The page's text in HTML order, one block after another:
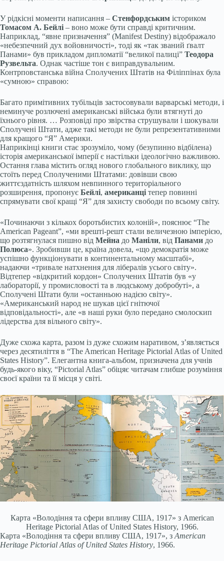
У рідкісні моменти написання – Стенфордським істориком
Томасом А. Бейлі – воно може бути справді критичним.
Наприклад, “явне призначення” (Manifest Destiny) відображало
«небезпечний дух войовничості», тоді як «так званий ґвалт
Панами» був прикладом дипломатії “великої палиці” Теодора
Рузвельта. Однак частіше тон є виправдувальним.
Контрповстанська війна Сполучених Штатів на Філіппінах була
«сумною» справою:
Багато примітивних тубільців застосовували варварські методи, і
неминуче розлючені американські війська були втягнуті до
їхнього рівня. … Розповіді про звірства струшували і шокували
Сполучені Штати, адже такі методи не були репрезентативними
для кращого “Я” Америки.
Наприкінці книги стає зрозуміло, чому (безупинно відбілена)
історія американської імперії є настільки ідеологічно важливою.
Остання глава містить огляд нового глобального виклику, що
стоїть перед Сполученими Штатами: довівши свою
життєздатність шляхом невпинного територіального
розширення, пропонує Бейлі, американці тепер повинні
спрямувати свої кращі “Я” для захисту свободи по всьому світу.
«Починаючи з кількох боротьбистих колоній», пояснює “The
American Pageant”, «ми врешті-решт стали величезною імперією,
що розтягнулася пишно від Мейна до Маніли, від Панами до
Полюса». Зробивши це, країна довела, «що демократія може
успішно функціонувати в континентальному масштабі»,
надаючи «тривале натхнення для лібералів усього світу».
Відтепер «відкритий кордон» Сполучених Штатів був «у
лабораторії, у промисловості та в людському добробуті», а
Сполучені Штати були «останньою надією світу».
«Американський народ не шукав цієї гнітючої
відповідальності», але «в наші руки було передано смолоскип
лідерства для вільного світу».
Дуже схожа карта, разом із дуже схожим наративом, з’являється
через десятиліття в “The American Heritage Pictorial Atlas of United
States History”. Елегантна книга-альбом, призначена для учнів
будь-якого віку, “Pictorial Atlas” обіцяє читачам глибше розуміння
своєї країни та її місця у світі.
Карта «Володіння та сфери впливу США, 1917» з American
Heritage Pictorial Atlas of United States History, 1966.
Карта «Володіння та сфери впливу США, 1917», з American
Heritage Pictorial Atlas of United States History, 1966.